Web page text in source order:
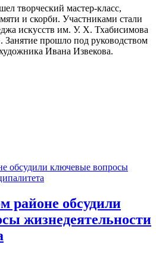
творческий мастер-класс,
и скорби. Участниками стали
искусств им. У. Х. Тхабисимова
прошло под руководством
Ивана Извекова.
районе обсудили
жизнедеятельности